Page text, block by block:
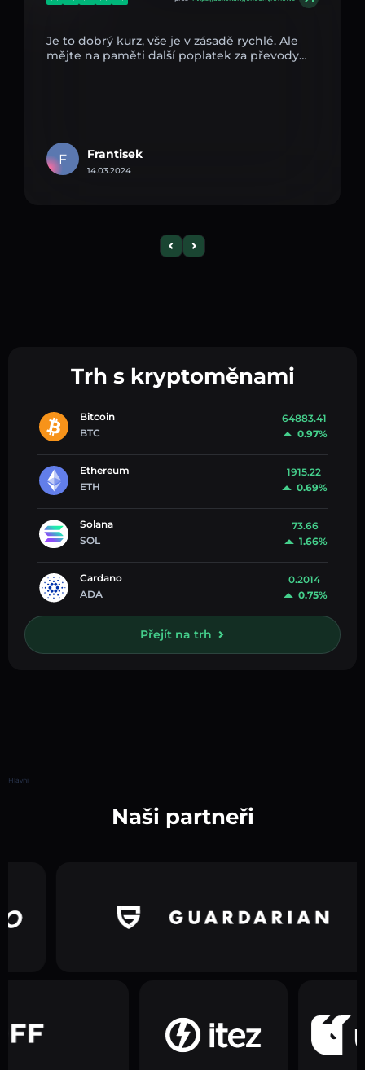
Je to dobrý kurz, vše je v zásadě rychlé. Ale
mějte na paměti další poplatek za převody…
F Frantisek
14.03.2024
Trh s kryptoměnami
Bitcoin
BTC
64883.41
0.97%
Ethereum
ETH
1915.22
0.69%
Solana
SOL
73.66
1.66%
Cardano
ADA
0.2014
0.75%
Přejít na trh
Hlavní
Naši partneři